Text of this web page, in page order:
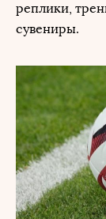
реплики,
сувениры.